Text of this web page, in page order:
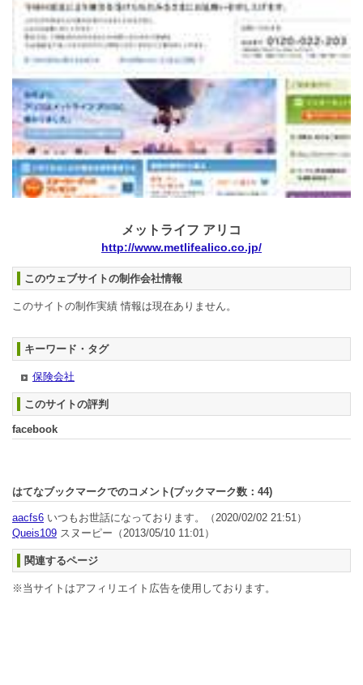
メットライフ アリコ
http://www.metlifealico.co.jp/
このウェブサイトの制作会社情報
このサイトの制作実績 情報は現在ありません。
キーワード・タグ
保険会社
このサイトの評判
facebook
はてなブックマークでのコメント(ブックマーク数： 44)
aacfs6 いつもお世話になっております。
（2020/02/02 21:51）
Queis109 スヌーピー （2013/05/10 11:01）
関連するページ
※当サイトはアフィリエイト広告を使用しております。